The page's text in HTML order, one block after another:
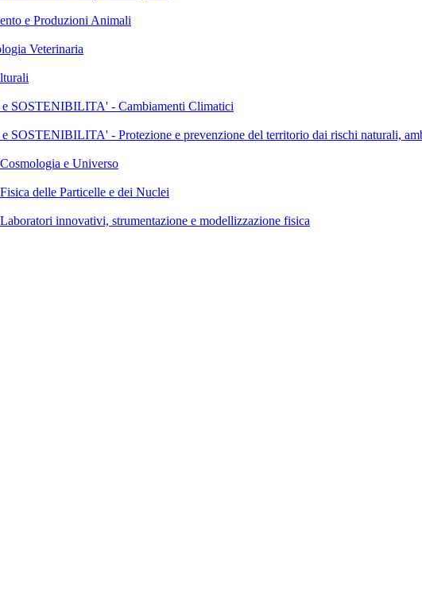
e Produzioni Animali
Veterinaria
- Cambiamenti Climatici
- Protezione e prevenzione del territorio dai rischi naturali,
e Universo
delle Particelle e dei Nuclei
innovativi, strumentazione e modellizzazione fisica